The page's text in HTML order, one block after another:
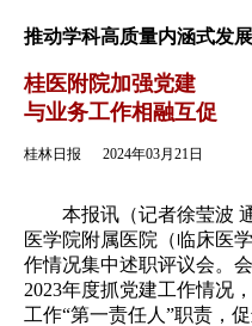
返回 2024
推动学科高质量内涵式发展
桂医附院加强党建
与业务工作相融互促
桂林日报 2024年03月21日
本报讯（记者徐莹波 通
医学院附属医院（临床医
作情况集中述职评议会。
2023年度抓党建工作情况
工作“第一责任人”职责，